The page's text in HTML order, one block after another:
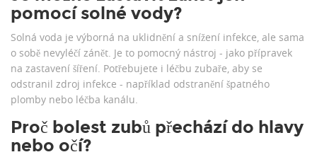
pomocí solné vody?
Solná voda je výborná na uklidnění a snížení infekce, ale sama
o sobě nevyléčí zánět. Je to pomocný nástroj - jako přípravek
na zastavení šíření. Potřebujete i léčbu zubaře, aby se
odstranil zdroj infekce - například odstranění špatného
plomby nebo léčba kanálu.
Proč bolest zubů přechází do hlavy
nebo očí?